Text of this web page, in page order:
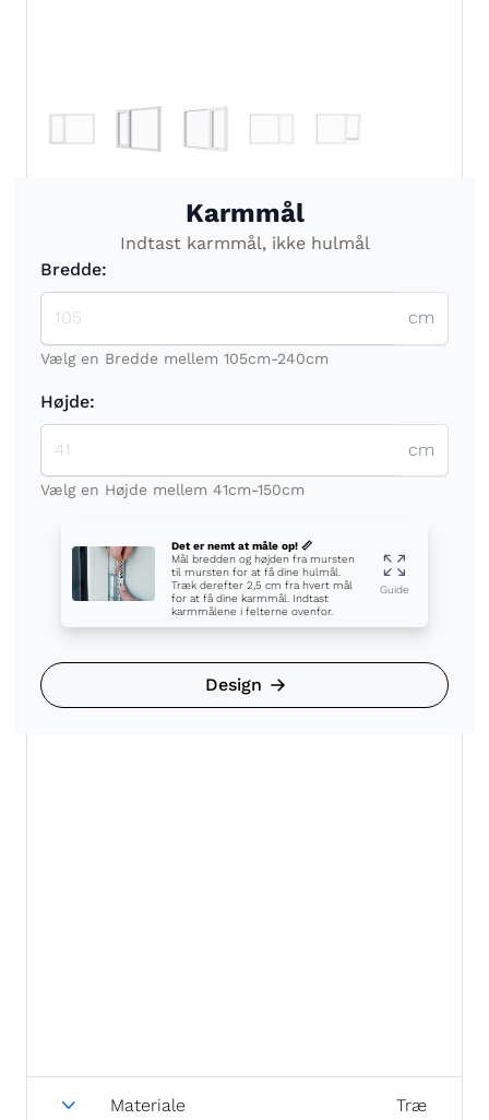
Karmmål
Indtast karmmål, ikke hulmål
Bredde:
cm
Vælg en Bredde mellem 105cm-240cm
Højde:
cm
Vælg en Højde mellem 41cm-150cm
Det er nemt at måle op! 📏
Mål bredden og højden fra mursten
til mursten for at få dine hulmål.
Træk derefter 2,5 cm fra hvert mål
for at få dine karmmål. Indtast
karmmålene i felterne ovenfor.
Guide
Design
Materiale Træ